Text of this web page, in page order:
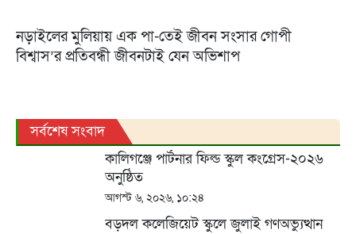
নড়াইলের মুলিয়ায় এক পা-তেই জীবন সংসার গোপী
বিশ্বাস’র প্রতিবন্ধী জীবনটাই যেন অভিশাপ
সর্বশেষ সংবাদ
কালিগঞ্জে পার্টনার ফিল্ড স্কুল কংগ্রেস-২০২৬
অনুষ্ঠিত
আগস্ট ৬, ২০২৬, ১০:২৪
বড়দল কলেজিয়েট স্কুলে জুলাই গণঅভ্যুত্থান